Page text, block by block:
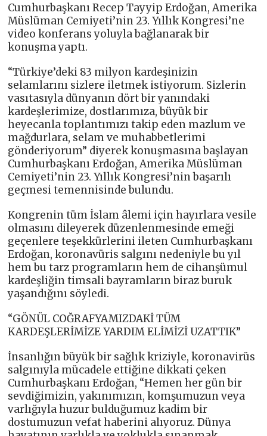
Cumhurbaşkanı Recep Tayyip Erdoğan, Amerika
Müslüman Cemiyeti’nin 23. Yıllık Kongresi’ne
video konferans yoluyla bağlanarak bir
konuşma yaptı.
“Türkiye’deki 83 milyon kardeşinizin
selamlarını sizlere iletmek istiyorum. Sizlerin
vasıtasıyla dünyanın dört bir yanındaki
kardeşlerimize, dostlarımıza, büyük bir
heyecanla toplantımızı takip eden mazlum ve
mağdurlara, selam ve muhabbetlerimi
gönderiyorum” diyerek konuşmasına başlayan
Cumhurbaşkanı Erdoğan, Amerika Müslüman
Cemiyeti’nin 23. Yıllık Kongresi’nin başarılı
geçmesi temennisinde bulundu.
Kongrenin tüm İslam âlemi için hayırlara vesile
olmasını dileyerek düzenlenmesinde emeği
geçenlere teşekkürlerini ileten Cumhurbaşkanı
Erdoğan, koronavüris salgını nedeniyle bu yıl
hem bu tarz programların hem de cihanşümul
kardeşliğin timsali bayramların biraz buruk
yaşandığını söyledi.
“GÖNÜL COĞRAFYAMIZDAKİ TÜM
KARDEŞLERİMİZE YARDIM ELİMİZİ UZATTIK”
İnsanlığın büyük bir sağlık kriziyle, koronavirüs
salgınıyla mücadele ettiğine dikkati çeken
Cumhurbaşkanı Erdoğan, “Hemen her gün bir
sevdiğimizin, yakınımızın, komşumuzun veya
varlığıyla huzur bulduğumuz kadim bir
dostumuzun vefat haberini alıyoruz. Dünya